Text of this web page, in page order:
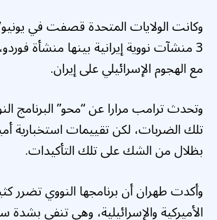
وكانت الولايات المتحدة قصفت في
3 منشآت نووية إيرانية بينها منشأة
مع الهجوم الإسرائيلي على إيران.
وتحدث ترامب مرارا عن “محو” البرنامج
تلك الضربات، لكن تقييمات استخبارية
بظلال من الشك على تلك التأكيدات.
وأكدت طهران أن برنامجها النووي تضرر
الأميركية والإسرائيلية، وهي تنفي بشدة